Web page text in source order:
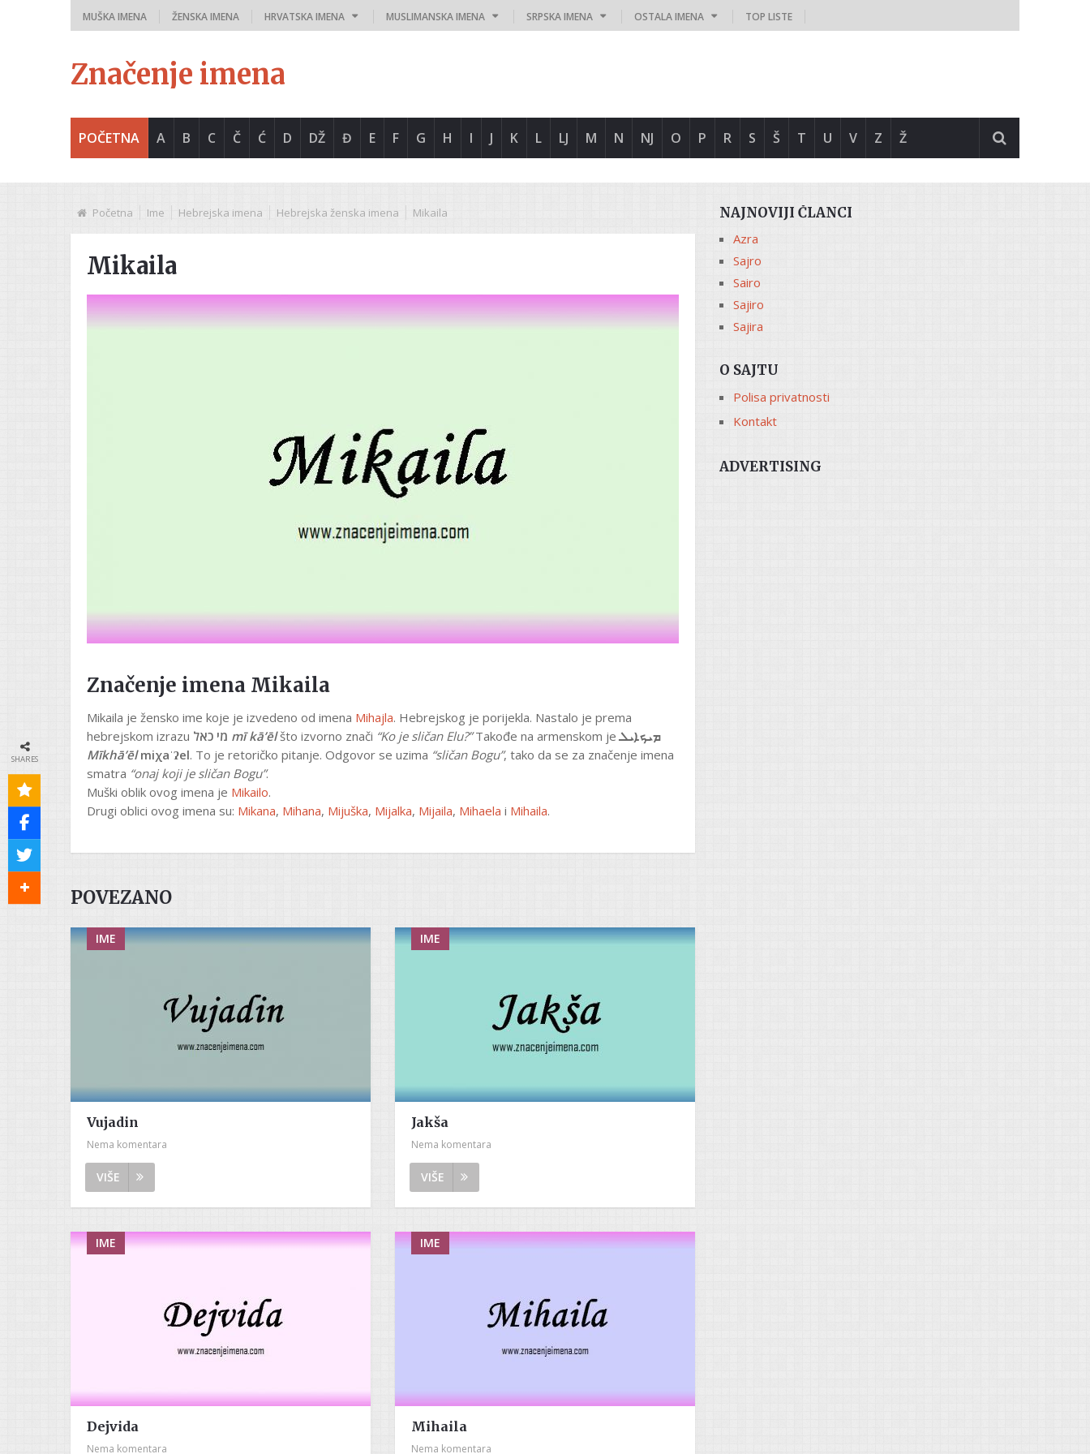
MUŠKA IMENA ŽENSKA IMENA HRVATSKA IMENA MUSLIMANSKA IMENA SRPSKA IMENA OSTALA IMENA TOP LISTE
Značenje imena
POČETNA A B C Č Ć D DŽ Đ E F G H I J K L LJ M N NJ O P R S Š T U V Z Ž
Početna Ime Hebrejska imena Hebrejska ženska imena Mikaila
Mikaila
Značenje imena Mikaila
Mikaila je žensko ime koje je izvedeno od imena Mihajla. Hebrejskog je porijekla. Nastalo je prema
hebrejskom izrazu מי כאל mī kāʼēl što izvorno znači “Ko je sličan Elu?”Takođe na armenskom jeܡܝܟܐܝܠ
Mīkhāʼēl miχaˈʔel. To je retoričko pitanje. Odgovor se uzima “sličan Bogu”, tako da se za značenje imena
smatra “onaj koji je sličan Bogu”.
Muški oblik ovog imena je Mikailo.
Drugi oblici ovog imena su: Mikana, Mihana, Mijuška, Mijalka, Mijaila, Mihaela i Mihaila.
POVEZANO
IME
Vujadin
Nema komentara
VIŠE
IME
Jakša
Nema komentara
VIŠE
IME
Dejvida
Nema komentara
IME
Mihaila
Nema komentara
NAJNOVIJI ČLANCI
Azra
Sajro
Sairo
Sajiro
Sajira
O SAJTU
Polisa privatnosti
Kontakt
ADVERTISING
SHARES